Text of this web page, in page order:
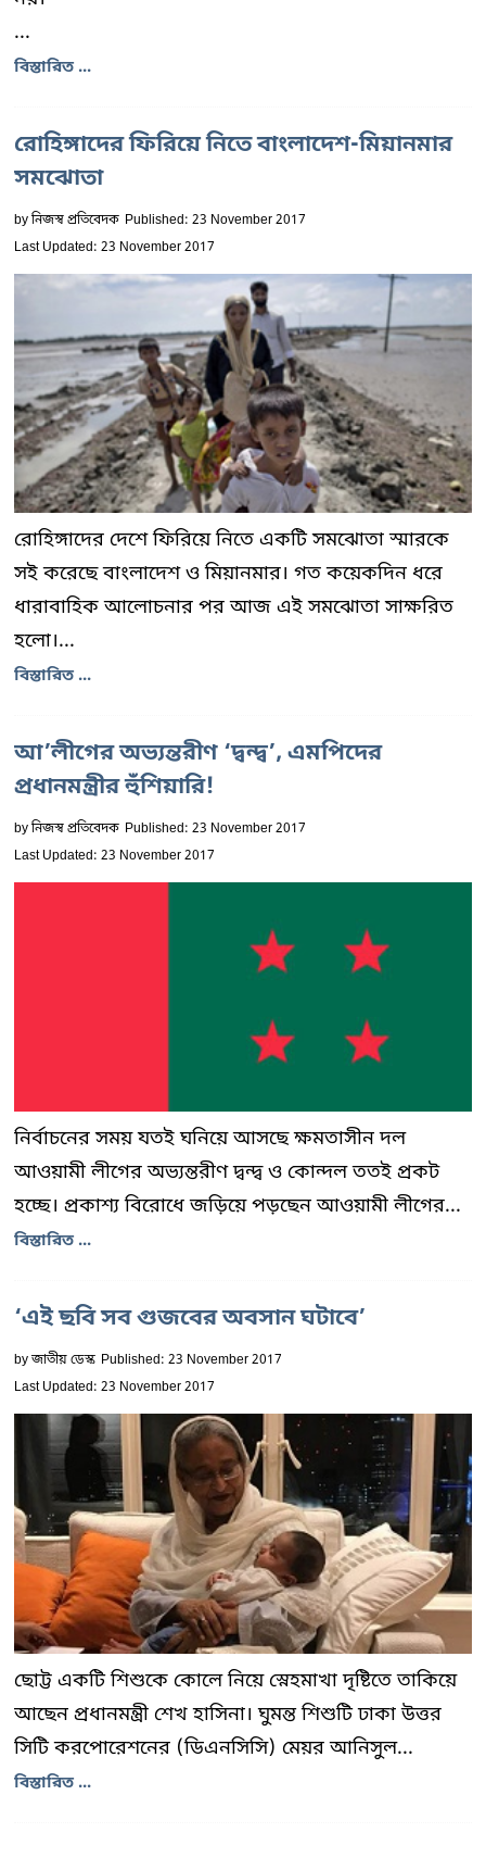
...
বিস্তারিত ...
রোহিঙ্গাদের ফিরিয়ে নিতে বাংলাদেশ-মিয়ানমার
সমঝোতা
byনিজস্ব প্রতিবেদক Published: 23 November 2017
Last Updated: 23 November 2017
রোহিঙ্গাদের দেশে ফিরিয়ে নিতে একটি সমঝোতা স্মারকে
সই করেছে বাংলাদেশ ও মিয়ানমার। গত কয়েকদিন ধরে
ধারাবাহিক আলোচনার পর আজ এই সমঝোতা সাক্ষরিত
হলো।...
বিস্তারিত ...
আ’লীগের অভ্যন্তরীণ ‘দ্বন্দ্ব’, এমপিদের
প্রধানমন্ত্রীর হুঁশিয়ারি!
byনিজস্ব প্রতিবেদক Published: 23 November 2017
Last Updated: 23 November 2017
নির্বাচনের সময় যতই ঘনিয়ে আসছে ক্ষমতাসীন দল
আওয়ামী লীগের অভ্যন্তরীণ দ্বন্দ্ব ও কোন্দল ততই প্রকট
হচ্ছে। প্রকাশ্য বিরোধে জড়িয়ে পড়ছেন আওয়ামী লীগের...
বিস্তারিত ...
‘এই ছবি সব গুজবের অবসান ঘটাবে’
byজাতীয় ডেস্ক Published: 23 November 2017
Last Updated: 23 November 2017
ছোট্ট একটি শিশুকে কোলে নিয়ে স্নেহমাখা দৃষ্টিতে তাকিয়ে
আছেন প্রধানমন্ত্রী শেখ হাসিনা। ঘুমন্ত শিশুটি ঢাকা উত্তর
সিটি করপোরেশনের (ডিএনসিসি) মেয়র আনিসুল...
বিস্তারিত ...